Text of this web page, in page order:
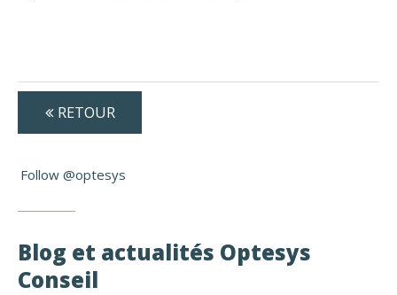
RETOUR
Follow @optesys
Blog et actualités Optesys
Conseil